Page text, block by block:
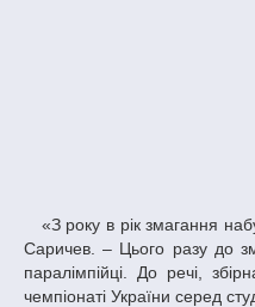
«З року в рік змагання набувають все більшої популярності, – зазначив завідувач кафедри фізичного виховання та спорту ДНУ Володимир
Саричев. – Цього разу до
паралімпійці. До речі,
чемпіонаті України серед